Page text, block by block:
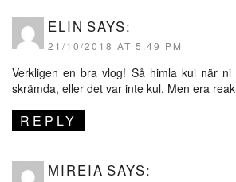
ELIN SAYS:
21/10/2018 AT 5:49 PM
Verkligen en bra vlog! Så himla kul när
skrämda, eller det var inte kul. Men era
REPLY
MIREIA SAYS: